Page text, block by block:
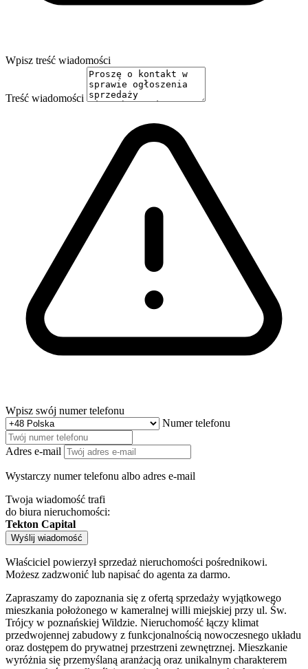
Wpisz treść wiadomości
Treść wiadomości
Wpisz swój numer telefonu
Numer telefonu
Adres e-mail
Wystarczy numer telefonu albo adres e-mail
Twoja wiadomość trafi
do biura nieruchomości:
Tekton Capital
Wyślij wiadomość
Właściciel powierzył sprzedaż nieruchomości pośrednikowi.
Możesz zadzwonić lub napisać do agenta za darmo.
Zapraszamy do zapoznania się z ofertą sprzedaży wyjątkowego
mieszkania położonego w kameralnej willi miejskiej przy ul. Św.
Trójcy w poznańskiej Wildzie. Nieruchomość łączy klimat
przedwojennej zabudowy z funkcjonalnością nowoczesnego układu
oraz dostępem do prywatnej przestrzeni zewnętrznej. Mieszkanie
wyróżnia się przemyślaną aranżacją oraz unikalnym charakterem